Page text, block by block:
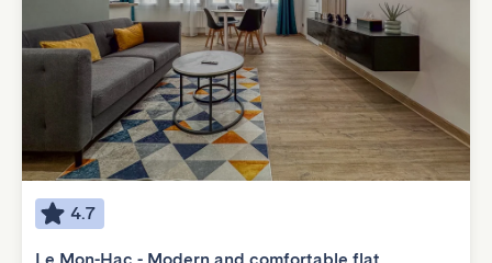
4.7
Le Mon-Hac - Modern and comfortable flat